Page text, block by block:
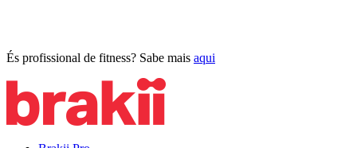
És profissional de fitness? Sabe mais aqui